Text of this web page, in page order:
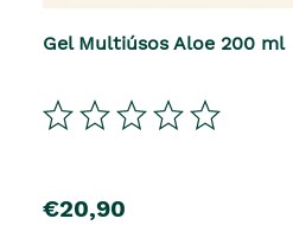
Gel Multiúsos Aloe 200 ml
€20,90